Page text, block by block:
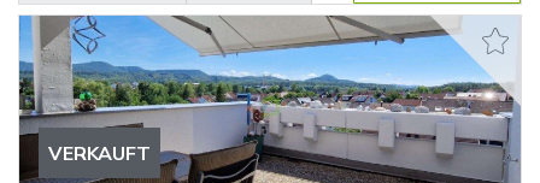
VERKAUFT